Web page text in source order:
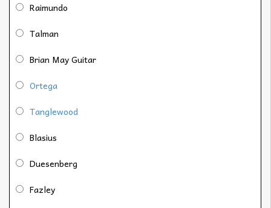
Raimundo
Talman
Brian May Guitar
Ortega
Tanglewood
Blasius
Duesenberg
Fazley